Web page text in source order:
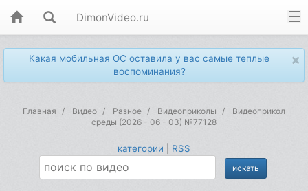
DimonVideo.ru
×
Какая мобильная ОС оставила у вас самые теплые
воспоминания?
Главная Видео Разное Видеоприколы
Видеоприкол
среды (2026 - 06 - 03) №77128
категории RSS